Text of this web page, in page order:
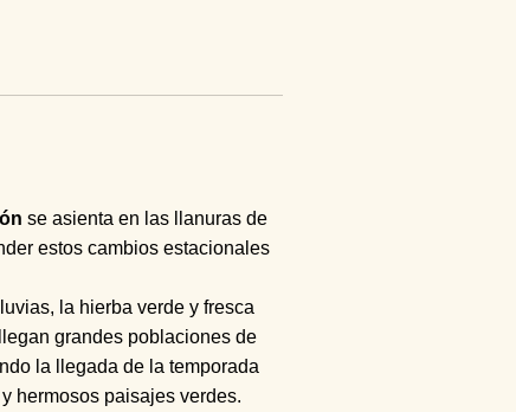
se asienta en las llanuras de
estos cambios estacionales
la hierba verde y fresca
grandes poblaciones de
la llegada de la temporada
hermosos paisajes verdes.